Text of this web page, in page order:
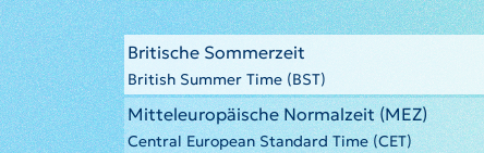
Britische Sommerzeit
British Summer Time (BST)
Mitteleuropäische Normalzeit (MEZ)
Central European Standard Time (CET)